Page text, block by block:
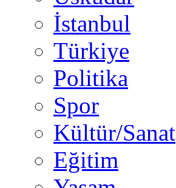
İstanbul
Türkiye
Politika
Spor
Kültür/Sanat
Eğitim